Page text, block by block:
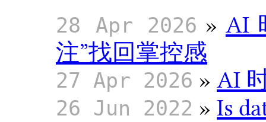
28 Apr 2026 » AI
注”找回掌控感
27 Apr 2026 » AI
26 Jun 2022 » Is